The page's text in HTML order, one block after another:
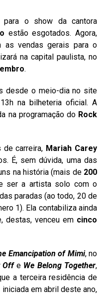
o show da cantora
estão esgotados. Agora,
as vendas gerais para o
na capital paulista, no
.
desde o meio-dia no site
na bilheteria oficial. A
na programação do Rock
carreira, Mariah Carey
É, sem dúvida, uma das
na história (mais de 200
ser a artista solo com o
paradas (ao todo, 20 de
1). Ela contabiliza ainda
destas, venceu em cinco
Emancipation of Mimi, no
Offe We Belong Together,
a terceira residência de
iniciada em abril deste ano,